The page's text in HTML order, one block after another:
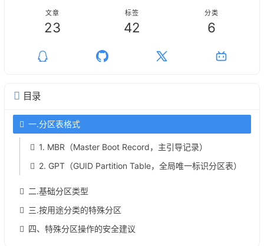
文章
23
标签
42
分类
6
目录
一.分区表格式
1. MBR（Master Boot Record，主引导记录）
2. GPT（GUID Partition Table，全局唯一标识分区表）
二.基础分区类型
三.按用途分类的特殊分区
四、特殊分区操作的安全建议